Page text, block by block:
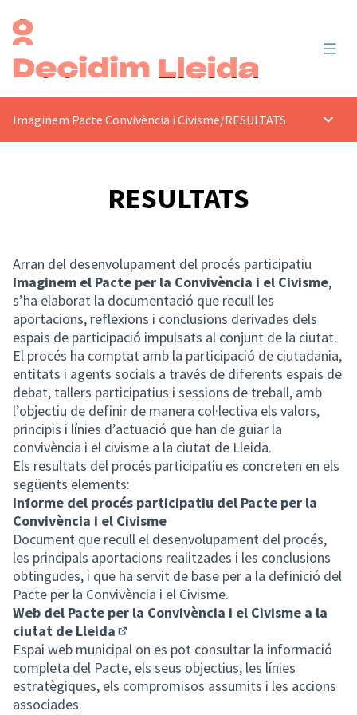
Imaginem Pacte Convivència i Civisme/RESULTATS
RESULTATS
Arran del desenvolupament del procés participatiu
Imaginem el Pacte per la Convivència i el Civisme,
s’ha elaborat la documentació que recull les
aportacions, reflexions i conclusions derivades dels
espais de participació impulsats al conjunt de la ciutat.
El procés ha comptat amb la participació de ciutadania,
entitats i agents socials a través de diferents espais de
debat, tallers participatius i sessions de treball, amb
l’objectiu de definir de manera col·lectiva els valors,
principis i línies d’actuació que han de guiar la
convivència i el civisme a la ciutat de Lleida.
Els resultats del procés participatiu es concreten en els
següents elements:
Informe del procés participatiu del Pacte per la
Convivència i el Civisme
Document que recull el desenvolupament del procés,
les principals aportacions realitzades i les conclusions
obtingudes, i que ha servit de base per a la definició del
Pacte per la Convivència i el Civisme.
Web del Pacte per la Convivència i el Civisme a la
ciutat de Lleida
(Enllaç extern)
Espai web municipal on es pot consultar la informació
completa del Pacte, els seus objectius, les línies
estratègiques, els compromisos assumits i les accions
associades.